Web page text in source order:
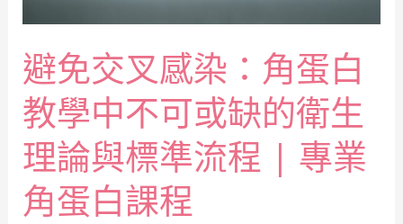
避免交叉感染：角蛋白
教學中不可或缺的衛生
理論與標準流程 | 專業
角蛋白課程